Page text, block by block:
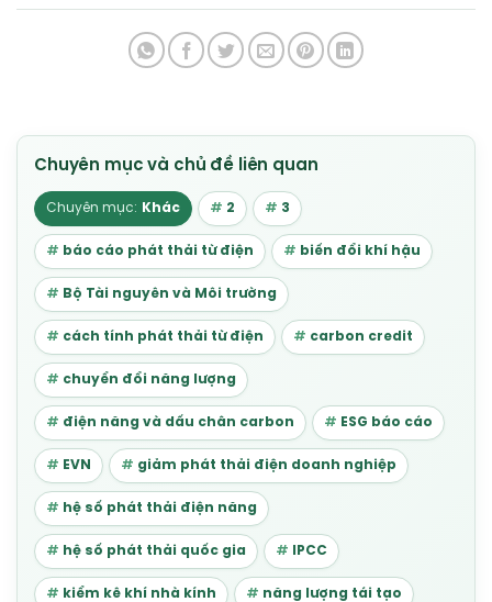
Khác 2 3
báo cáo phát thải từ điện biến đổi khí hậu
Bộ Tài nguyên và Môi trường
cách tính phát thải từ điện carbon credit
chuyển đổi năng lượng
điện năng và dấu chân carbon ESG báo cáo
EVN giảm phát thải điện doanh nghiệp
hệ số phát thải điện năng
hệ số phát thải quốc gia IPCC
kiểm kê khí nhà kính năng lượng tái tạo